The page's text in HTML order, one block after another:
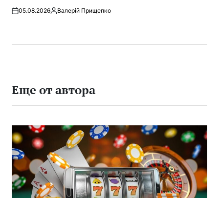
05.08.2026Запись
Валерій Прищепко
Еще от автора